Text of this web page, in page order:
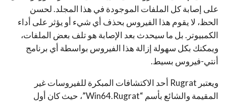
على إصابة كل الملفات الموجودة في هذا المجلد. لحسن
الحظ، لا يقوم هذا الفيروس بحذف أي شيء أو يؤثر على أداء
الكمبيوتر. بل ما سيحدث بعد الإصابة هو تلف بعض الملفات،
ويمكنك بكل سهولة إزالة هذا الفيروس بواسطة أي برنامج
أنتي-فيروس بسيط.
ويعتبر Rugrat أحد الاكتشافات المبكرة للفيروسات غير
المقيمة والشائع بأسم “Win64.Rugrat”، حيث كان أول